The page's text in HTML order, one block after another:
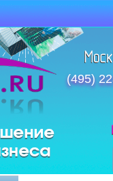
(495)